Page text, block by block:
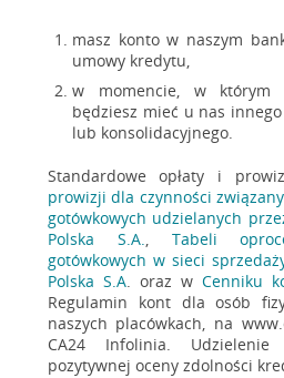
Przejdź do
masz konto w naszym
umowy kredytu,
w momencie, w którym
będziesz mieć u nas
lub konsolidacyjnego.
Standardowe opłaty i
prowizji dla czynności
gotówkowych udzielanych
Polska S.A., Tabeli
gotówkowych w sieci
Polska S.A. oraz wCenniku
Regulamin kont dla osób
naszych placówkach, na
CA24 Infolinia.
pozytywnej oceny zdolności